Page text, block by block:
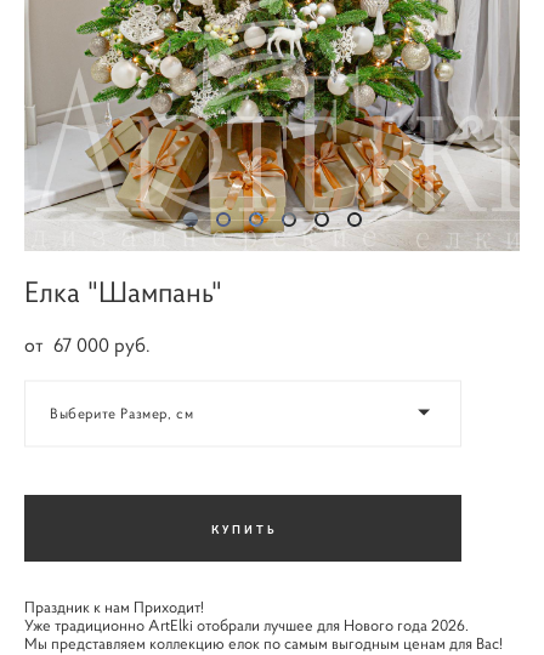
Елка "Шампань"
от 67 000 pуб.
Выберите Размер, см
КУПИТЬ
Праздник к нам Приходит!
Уже традиционно ArtElki отобрали лучшее для Нового года 2026.
Мы представляем коллекцию елок по самым выгодным ценам для Вас!